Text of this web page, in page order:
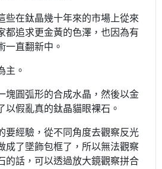
些在鈦晶幾十年來的市場上從來
都追求更金黃的色澤，也因為有
一直翻新中。
主。
塊圓弧形的合成水晶，然後以金
以假亂真的鈦晶貓眼裸石。
要經驗，從不同角度去觀察反光
成了墜飾包框了，所以無法觀察
的話，可以透過放大鏡觀察拼合